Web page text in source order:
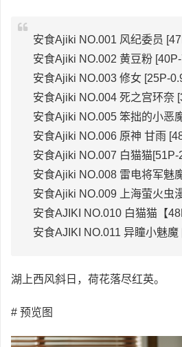
安食Ajiki NO.001 风纪委员
安食Ajiki NO.002 黄豆粉
安食Ajiki NO.003 修女 [25P-
安食Ajiki NO.004 死之宫环奈
安食Ajiki NO.005 笨拙的小恶
安食Ajiki NO.006 原神 甘雨
安食Ajiki NO.007 白猫猫[51P-
安食Ajiki NO.008 雷电将军魅
安食Ajiki NO.009 上海萤火虫
安食AJIKI NO.010 白猫猫【
安食AJIKI NO.011 异瞳小魅魔
湖上西风斜日，荷花落尽红英。
# 预览图